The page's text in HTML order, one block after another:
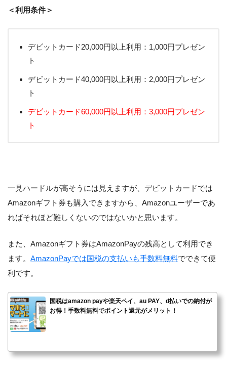
＜利用条件＞
デビットカード20,000円以上利用：1,000円プレゼン
ト
デビットカード40,000円以上利用：2,000円プレゼン
ト
デビットカード60,000円以上利用：3,000円プレゼン
ト
一見ハードルが高そうには見えますが、デビットカードでは
Amazonギフト券も購入できますから、Amazonユーザーであ
ればそれほど難しくないのではないかと思います。
また、Amazonギフト券はAmazonPayの残高として利用でき
ます。 AmazonPayでは国税の支払いも手数料無料でできて便
利です。
国税はamazon payや楽天ペイ、au PAY、d払いでの納付が
お得！手数料無料でポイント還元がメリット！